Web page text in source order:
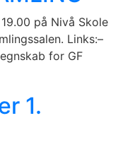
på Nivå Skole
Links:–
for GF
1.